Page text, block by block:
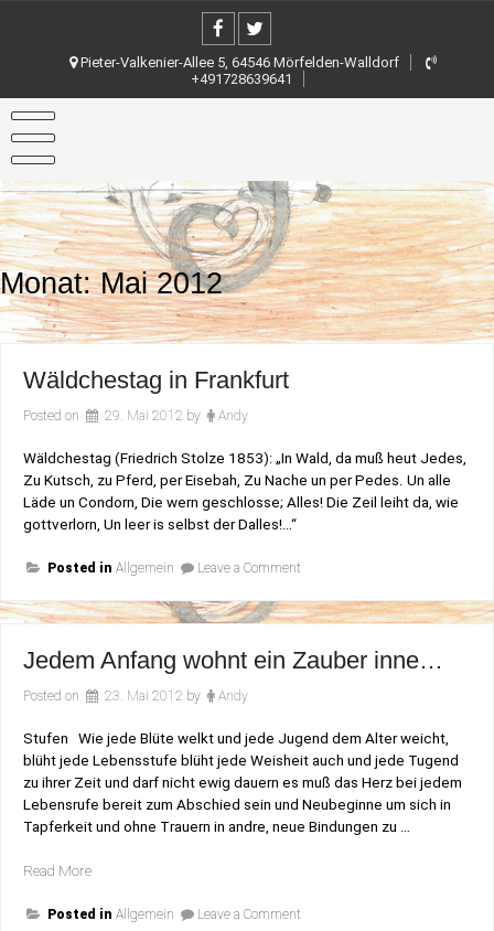
Pieter-Valkenier-Allee 5, 64546 Mörfelden-Walldorf
+491728639641
Monat:Mai 2012
Wäldchestag in Frankfurt
Posted on 29. Mai 2012 by Andy
Wäldchestag (Friedrich Stolze 1853): „In Wald, da muß heut Jedes,
Zu Kutsch, zu Pferd, per Eisebah, Zu Nache un per Pedes. Un alle
Läde un Condorn, Die wern geschlosse; Alles! Die Zeil leiht da, wie
gottverlorn, Un leer is selbst der Dalles!…“
Posted in Allgemein Leave a Comment
Frankfurt
Jedem Anfang wohnt ein Zauber inne…
Posted on 23. Mai 2012 by Andy
Stufen Wie jede Blüte welkt und jede Jugend dem Alter weicht,
blüht jede Lebensstufe blüht jede Weisheit auch und jede Tugend
zu ihrer Zeit und darf nicht ewig dauern es muß das Herz bei jedem
Lebensrufe bereit zum Abschied sein und Neubeginne um sich in
Tapferkeit und ohne Trauern in andre, neue Bindungen zu …
Read More„Jedem
wohnt
Posted in Allgemein Leave a Comment